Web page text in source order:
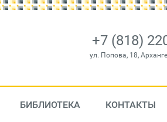
+7 (818)
ул. Попова, 18,
БИБЛИОТЕКА КОНТАКТЫ